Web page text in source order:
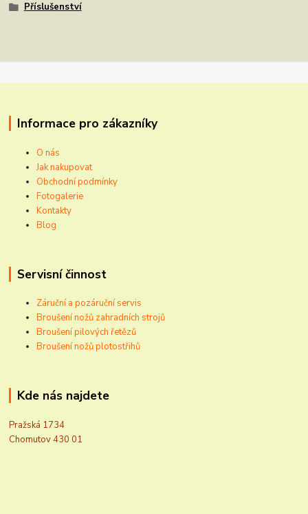
Příslušenství
Informace pro zákazníky
O nás
Jak nakupovat
Obchodní podmínky
Fotogalerie
Kontakty
Blog
Servisní činnost
Záruční a pozáruční servis
Broušení nožů zahradních strojů
Broušení pilových řetězů
Broušení nožů plotostřihů
Kde nás najdete
Pražská 1734
Chomutov 430 01